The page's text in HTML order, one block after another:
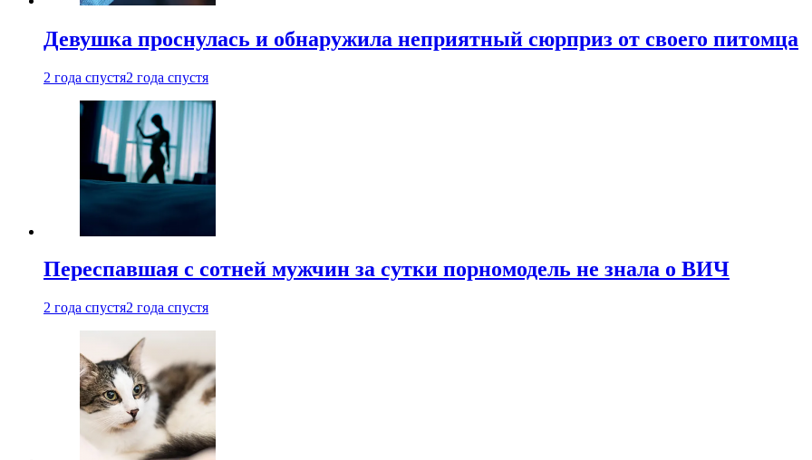
Девушка проснулась и обнаружила неприятный сюрприз от своего питомца
2 года спустя2 года спустя
Переспавшая с сотней мужчин за сутки порномодель не знала о ВИЧ
2 года спустя2 года спустя